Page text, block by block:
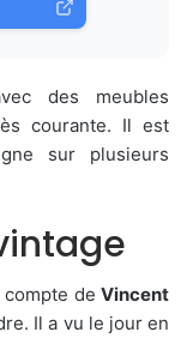
des meubles
courante. Il est
sur plusieurs
de Vincent
Il a vu le jour en